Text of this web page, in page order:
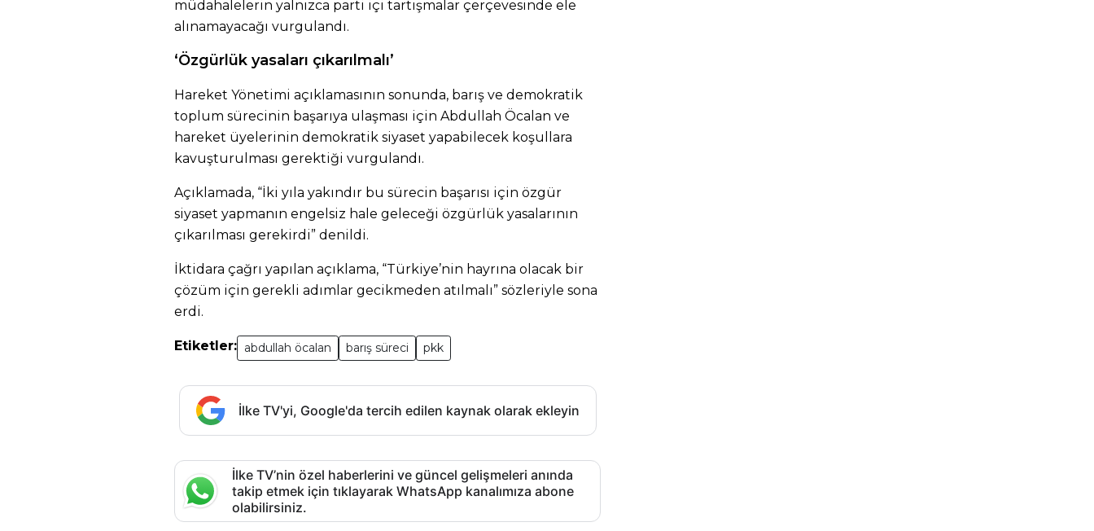
müdahalelerin yalnızca parti içi tartışmalar çerçevesinde ele
alınamayacağı vurgulandı.
‘Özgürlük yasaları çıkarılmalı’
Hareket Yönetimi açıklamasının sonunda, barış ve demokratik
toplum sürecinin başarıya ulaşması için Abdullah Öcalan ve
hareket üyelerinin demokratik siyaset yapabilecek koşullara
kavuşturulması gerektiği vurgulandı.
Açıklamada, “İki yıla yakındır bu sürecin başarısı için özgür
siyaset yapmanın engelsiz hale geleceği özgürlük yasalarının
çıkarılması gerekirdi” denildi.
İktidara çağrı yapılan açıklama, “Türkiye’nin hayrına olacak bir
çözüm için gerekli adımlar gecikmeden atılmalı” sözleriyle sona
erdi.
Etiketler: abdullah öcalan barış süreci pkk
İlke TV'yi, Google'da tercih edilen kaynak olarak ekleyin
İlke TV’nin özel haberlerini ve güncel gelişmeleri anında
takip etmek için tıklayarak WhatsApp kanalımıza abone
olabilirsiniz.